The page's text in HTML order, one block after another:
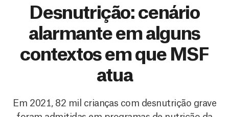
Desnutrição: cenário
alarmante em alguns
contextos em que MSF
atua
Em 2021, 82 mil crianças com desnutrição grave
r